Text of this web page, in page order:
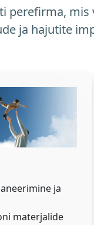
perefirma,
ja hajutite
ja
materjalide